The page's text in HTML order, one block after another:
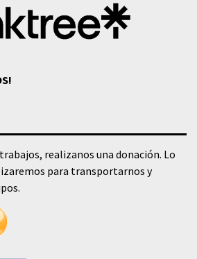
realizanos una donación. Lo
para transportarnos y